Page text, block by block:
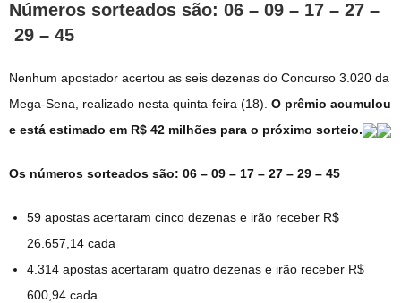
Números sorteados são: 06 – 09 – 17 – 27 –
29 – 45
Nenhum apostador acertou as seis dezenas do Concurso 3.020 da
Mega-Sena, realizado nesta quinta-feira (18). O prêmio acumulou
e está estimado em R$ 42 milhões para o próximo sorteio.
Os números sorteados são: 06 – 09 – 17 – 27 – 29 – 45
59 apostas acertaram cinco dezenas e irão receber R$
26.657,14 cada
4.314 apostas acertaram quatro dezenas e irão receber R$
600,94 cada